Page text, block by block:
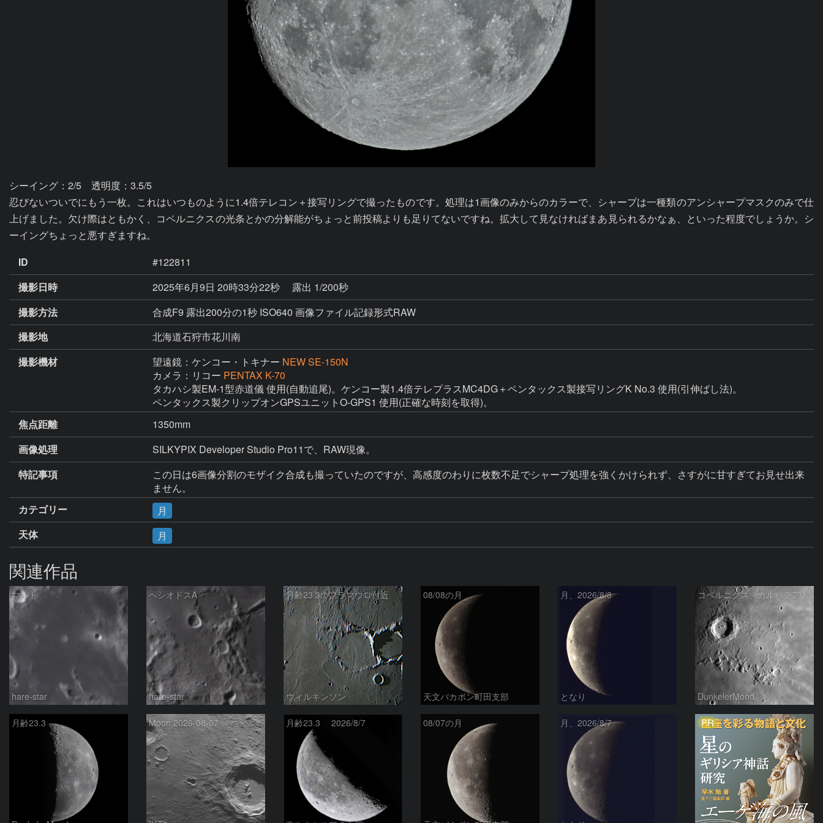
シーイング：2/5　透明度：3.5/5
忍びないついでにもう一枚。これはいつものように1.4倍テレコン＋接写リングで撮ったものです。処理は1画像のみからのカラーで、シャープは一種類のアンシャープマスクのみで仕
上げました。欠け際はともかく、コペルニクスの光条とかの分解能がちょっと前投稿よりも足りてないですね。拡大して見なければまあ見られるかなぁ、といった程度でしょうか。シ
ーイングちょっと悪すぎますね。
ID
#122811
撮影日時
2025年6月9日 20時33分22秒
露出 1/200秒
撮影方法
合成F9 露出200分の1秒 ISO640 画像ファイル記録形式RAW
撮影地
北海道石狩市花川南
撮影機材
望遠鏡：ケンコー・トキナー NEW SE-150N
カメラ：リコー PENTAX K-70
タカハシ製EM-1型赤道儀 使用(自動追尾)。ケンコー製1.4倍テレプラスMC4DG＋ペンタックス製接写リングK No.3 使用(引伸ばし法)。
ペンタックス製クリップオンGPSユニットO-GPS1 使用(正確な時刻を取得)。
焦点距離
1350mm
画像処理
SILKYPIX Developer Studio Pro11で、RAW現像。
特記事項
この日は6画像分割のモザイク合成も撮っていたのですが、高感度のわりに枚数不足でシャープ処理を強くかけられず、さすがに甘すぎてお見せ出来
ません。
カテゴリー
月
天体
月
関連作品
マルト
hare-star
ヘシオドスA
hare-star
月齢23.3のフラマウロ付近
ウィルキンソン
08/08の月
天文バカボン町田支部
月、2026/8/8
となり
コペルニクス、カルパチア山脈付近
DunkelerMond
月齢23.3 Moon 2026-08-07 月齢23.3 2026/8/7 08/07の月 月、2026/8/7 PR